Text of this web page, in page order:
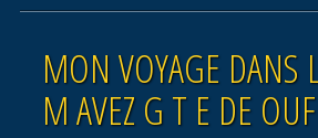
MON VOYAGE DANS
M AVEZ G T E DE OUF